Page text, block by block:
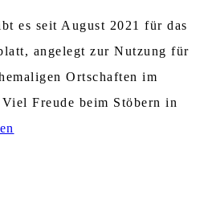
es seit August 2021 für das
angelegt zur Nutzung für
Ortschaften im
Freude beim Stöbern in